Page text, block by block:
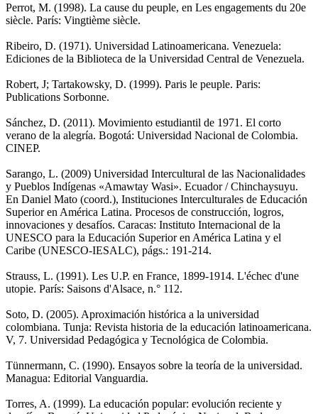
Perrot, M. (1998). La cause du peuple, en Les engagements du 20e
siècle. París: Vingtième siècle.
Ribeiro, D. (1971). Universidad Latinoamericana. Venezuela:
Ediciones de la Biblioteca de la Universidad Central de Venezuela.
Robert, J; Tartakowsky, D. (1999). Paris le peuple. Paris:
Publications Sorbonne.
Sánchez, D. (2011). Movimiento estudiantil de 1971. El corto
verano de la alegría. Bogotá: Universidad Nacional de Colombia.
CINEP.
Sarango, L. (2009) Universidad Intercultural de las Nacionalidades
y Pueblos Indígenas «Amawtay Wasi». Ecuador / Chinchaysuyu.
En Daniel Mato (coord.), Instituciones Interculturales de Educación
Superior en América Latina. Procesos de construcción, logros,
innovaciones y desafíos. Caracas: Instituto Internacional de la
UNESCO para la Educación Superior en América Latina y el
Caribe (UNESCO-IESALC), págs.: 191-214.
Strauss, L. (1991). Les U.P. en France, 1899-1914. L'échec d'une
utopie. París: Saisons d'Alsace, n.° 112.
Soto, D. (2005). Aproximación histórica a la universidad
colombiana. Tunja: Revista historia de la educación latinoamericana.
V, 7. Universidad Pedagógica y Tecnológica de Colombia.
Tünnermann, C. (1990). Ensayos sobre la teoría de la universidad.
Managua: Editorial Vanguardia.
Torres, A. (1999). La educación popular: evolución reciente y